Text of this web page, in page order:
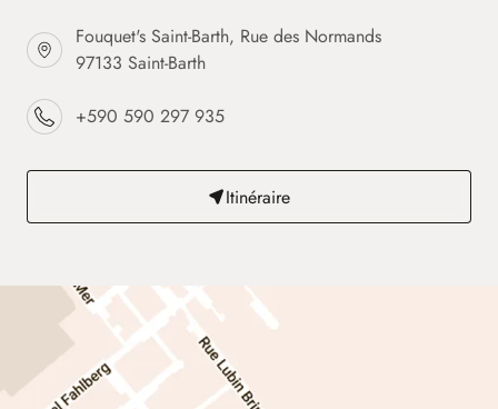
Fouquet's Saint-Barth, Rue des Normands
97133 Saint-Barth
+590 590 297 935
Itinéraire